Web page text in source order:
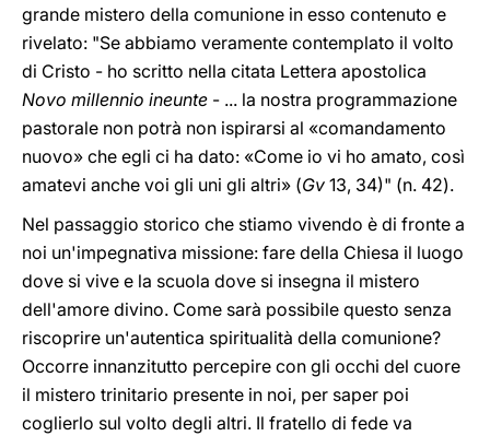
grande mistero della comunione in esso contenuto e
rivelato: "Se abbiamo veramente contemplato il volto
di Cristo - ho scritto nella citata Lettera apostolica
Novo millennio ineunte - ... la nostra programmazione
pastorale non potrà non ispirarsi al «comandamento
nuovo» che egli ci ha dato: «Come io vi ho amato, così
amatevi anche voi gli uni gli altri» (Gv 13, 34)" (n. 42).
Nel passaggio storico che stiamo vivendo è di fronte a
noi un'impegnativa missione: fare della Chiesa il luogo
dove si vive e la scuola dove si insegna il mistero
dell'amore divino. Come sarà possibile questo senza
riscoprire un'autentica spiritualità della comunione?
Occorre innanzitutto percepire con gli occhi del cuore
il mistero trinitario presente in noi, per saper poi
coglierlo sul volto degli altri. Il fratello di fede va